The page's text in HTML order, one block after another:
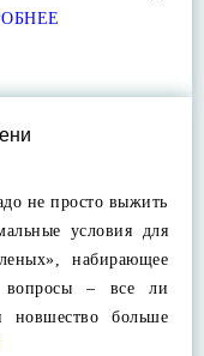
не просто выжить
условия для
набирающее
вопросы – все ли
новшество больше